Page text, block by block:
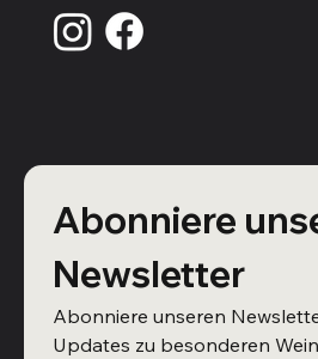
Abonniere
Newsletter
Abonniere unseren
Updates zu besonderen